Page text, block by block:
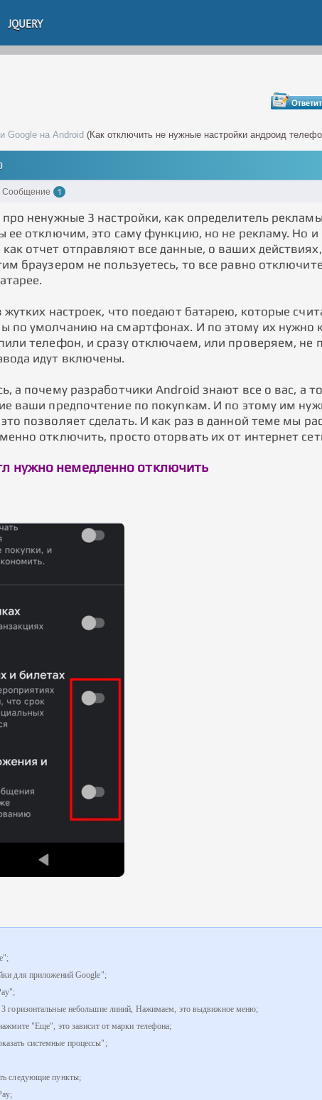
JQUERY
Google на Android (Как отключить не нужные настройки андроид
Сообщение 1
про ненужные 3 настройки, как определитель
ее отключим, это саму функцию, но не рекламу. Но и
отчет отправляют все данные, о ваших
браузером не пользуетесь, то все равно
жутких настроек, что поедают батарею, которые
по умолчанию на смартфонах. И по этому их нужно
телефон, и сразу отключаем, или проверяем, не
идут включены.
а почему разработчики Android знают все о вас, а
ваши предпочтение по покупкам. И по этому им
позволяет сделать. И как раз в данной теме мы
отключить, просто оторвать их от интернет
нужно немедленно отключить
для приложений Google";
горизонтальные небольшие линий, Нажимаем, это выдвижное меню;
"Еще", это зависит от марки телефона;
системные процессы";
следующие пункты;